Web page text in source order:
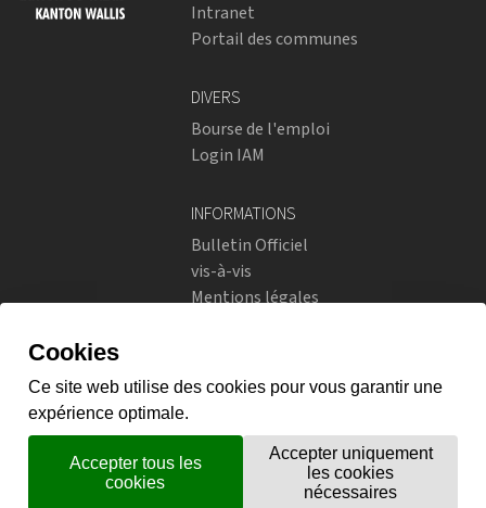
Intranet
Portail des communes
DIVERS
Bourse de l'emploi
Login IAM
INFORMATIONS
Bulletin Officiel
vis-à-vis
Mentions légales
Instagram
flickr